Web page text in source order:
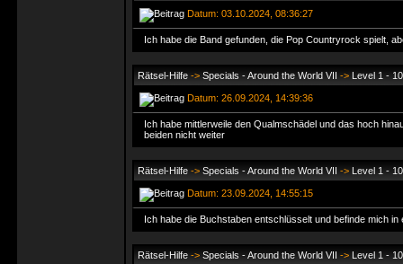
Datum: 03.10.2024, 08:36:27
Ich habe die Band gefunden, die Pop Countryrock spielt,
Rätsel-Hilfe -> Specials - Around the World VII -> Level 1 - 10
Datum: 26.09.2024, 14:39:36
Ich habe mittlerweile den Qualmschädel und das hoch
beiden nicht weiter
Rätsel-Hilfe -> Specials - Around the World VII -> Level 1 - 10
Datum: 23.09.2024, 14:55:15
Ich habe die Buchstaben entschlüsselt und befinde mich
Rätsel-Hilfe -> Specials - Around the World VII -> Level 1 - 10